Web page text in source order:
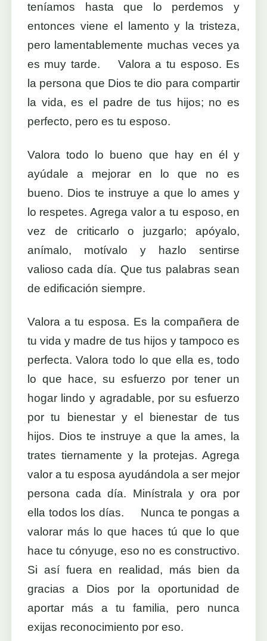
teníamos hasta que lo perdemos y
entonces viene el lamento y la tristeza,
pero lamentablemente muchas veces ya
es muy tarde. Valora a tu esposo. Es
la persona que Dios te dio para compartir
la vida, es el padre de tus hijos; no es
perfecto, pero es tu esposo.
Valora todo lo bueno que hay en él y
ayúdale a mejorar en lo que no es
bueno. Dios te instruye a que lo ames y
lo respetes. Agrega valor a tu esposo, en
vez de criticarlo o juzgarlo; apóyalo,
anímalo, motívalo y hazlo sentirse
valioso cada día. Que tus palabras sean
de edificación siempre.
Valora a tu esposa. Es la compañera de
tu vida y madre de tus hijos y tampoco es
perfecta. Valora todo lo que ella es, todo
lo que hace, su esfuerzo por tener un
hogar lindo y agradable, por su esfuerzo
por tu bienestar y el bienestar de tus
hijos. Dios te instruye a que la ames, la
trates tiernamente y la protejas. Agrega
valor a tu esposa ayudándola a ser mejor
persona cada día. Minístrala y ora por
ella todos los días. Nunca te pongas a
valorar más lo que haces tú que lo que
hace tu cónyuge, eso no es constructivo.
Si así fuera en realidad, más bien da
gracias a Dios por la oportunidad de
aportar más a tu familia, pero nunca
exijas reconocimiento por eso.